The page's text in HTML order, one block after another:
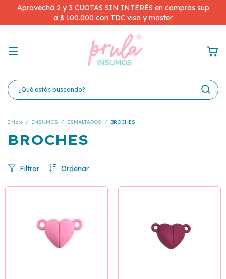
Aprovechá 2 y 3 CUOTAS SIN INTERÉS en compras sup
a $ 100.000 con TDC visa y master
Inicio / INSUMOS / ESMALTADOS / BROCHES
BROCHES
Ordenar
Filtrar